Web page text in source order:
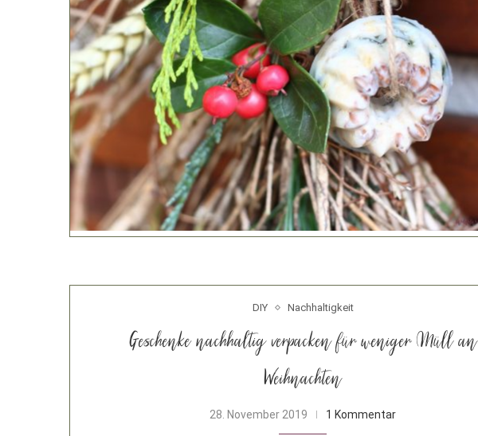
DIY Nachhaltigkeit
Geschenke nachhaltig verpacken für weniger Müll an
Weihnachten
28. November 2019 1 Kommentar